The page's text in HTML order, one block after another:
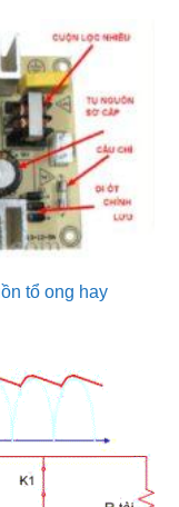
tổ ong hay